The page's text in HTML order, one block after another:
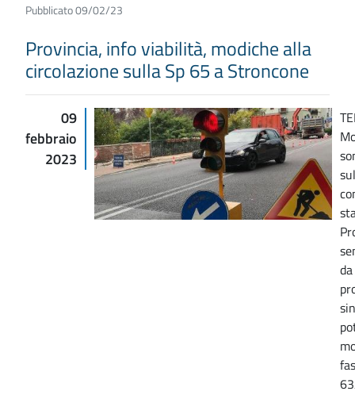
Pubblicato 09/02/23
Provincia, info viabilità, modiche alla
circolazione sulla Sp 65 a Stroncone
09
febbraio
2023